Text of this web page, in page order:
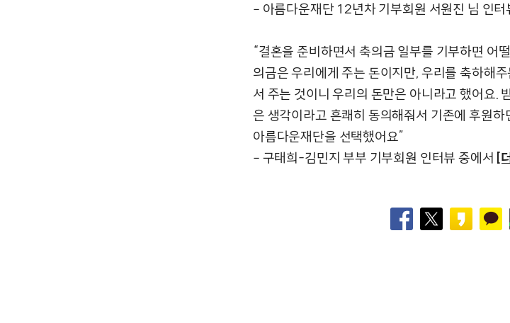
– 아름다운재단 12년차 기부회원 서원진 님 인터
“결혼을 준비하면서 축의금 일부를 기부하면 어
의금은 우리에게 주는 돈이지만, 우리를 축하해
서 주는 것이니 우리의 돈만은 아니라고 했어요.
은 생각이라고 흔쾌히 동의해줘서 기존에 후원
아름다운재단을 선택했어요”
– 구태희-김민지 부부 기부회원 인터뷰 중에서 [